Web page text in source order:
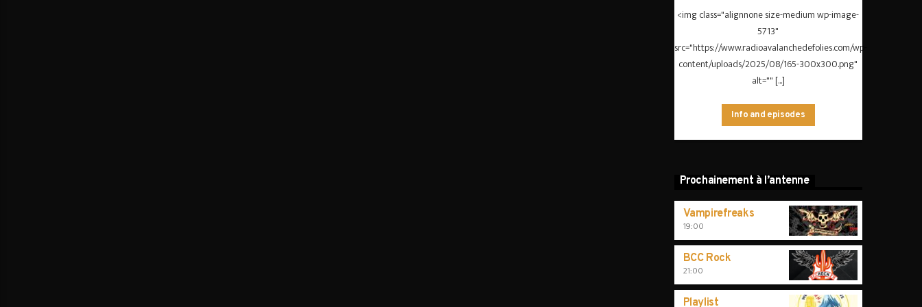
<img class="alignnone size-medium wp-image-
5713"
src="https://www.radioavalanchedefolies.com/wp-
content/uploads/2025/08/165-300x300.png"
alt="" [...]
Info and episodes
Prochainement à l’antenne
Vampirefreaks
19:00
BCC Rock
21:00
Playlist